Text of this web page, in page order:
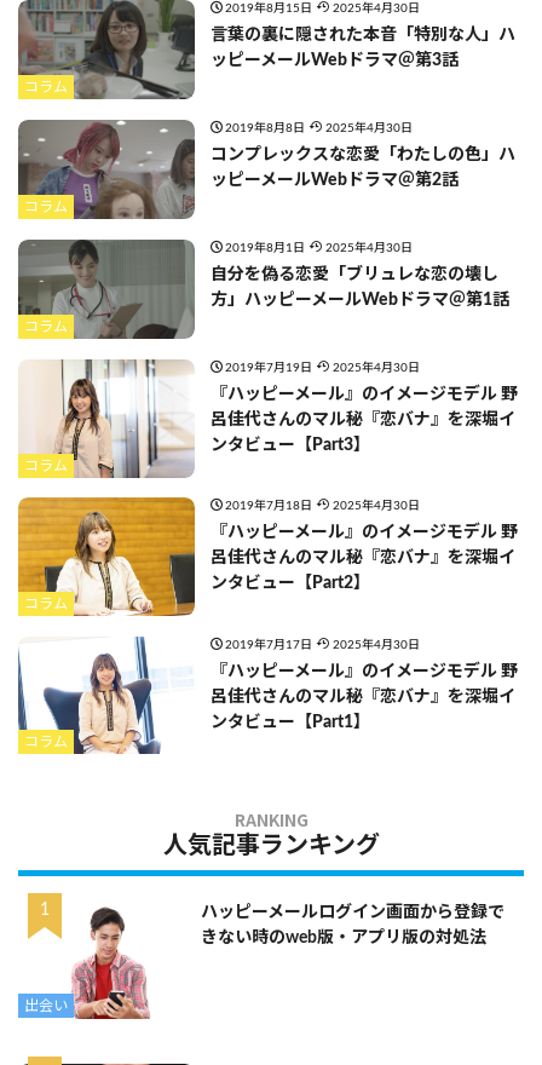
コラム
2019年8月15日 2025年4月30日
言葉の裏に隠された本音「特別な人」ハ
ッピーメールWebドラマ＠第3話
コラム
2019年8月8日 2025年4月30日
コンプレックスな恋愛「わたしの色」ハ
ッピーメールWebドラマ＠第2話
コラム
2019年8月1日 2025年4月30日
自分を偽る恋愛「ブリュレな恋の壊し
方」ハッピーメールWebドラマ＠第1話
コラム
2019年7月19日 2025年4月30日
『ハッピーメール』のイメージモデル 野
呂佳代さんのマル秘『恋バナ』を深堀イ
ンタビュー【Part3】
コラム
2019年7月18日 2025年4月30日
『ハッピーメール』のイメージモデル 野
呂佳代さんのマル秘『恋バナ』を深堀イ
ンタビュー【Part2】
コラム
2019年7月17日 2025年4月30日
『ハッピーメール』のイメージモデル 野
呂佳代さんのマル秘『恋バナ』を深堀イ
ンタビュー【Part1】
人気記事ランキング
出会い
ハッピーメールログイン画面から登録で
きない時のweb版・アプリ版の対処法